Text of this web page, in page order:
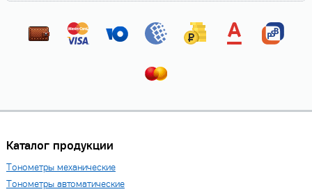
Каталог продукции
Тонометры механические
Тонометры автоматические